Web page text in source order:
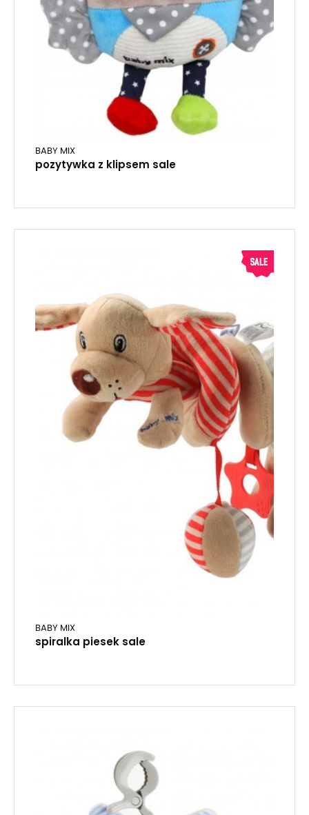
BABY MIX
pozytywka z klipsem sale
BABY MIX
spiralka piesek sale